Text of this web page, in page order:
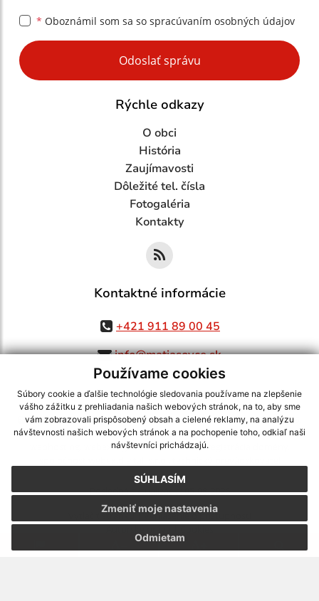
Používame cookies
Súbory cookie a ďalšie technológie sledovania používame na zlepšenie
vášho zážitku z prehliadania našich webových stránok, na to, aby sme
vám zobrazovali prispôsobený obsah a cielené reklamy, na analýzu
návštevnosti našich webových stránok a na pochopenie toho, odkiaľ naši
návštevníci prichádzajú.
SÚHLASÍM
Odmietam
Zmeniť moje nastavenia
* Oboznámil som sa so spracúvaním osobných údajov
Google reCaptcha Response
Odoslať správu
Rýchle odkazy
O obci
História
Zaujímavosti
Dôležité tel. čísla
Fotogaléria
Kontakty
Kontaktné informácie
+421 911 89 00 45
info@matiasovce.sk
využite možnosť získavania aktuálnych informácií s využitím RSS
CMS systém (redakčný) systém ECHELON 2,Mapa stránok,web portál
webex.digital, s.r.o.,domény,registrácia domény
Posledná aktualizácia:05.08.2026
Vytlačiť stránku|Vyhlásenie o prístupnosti